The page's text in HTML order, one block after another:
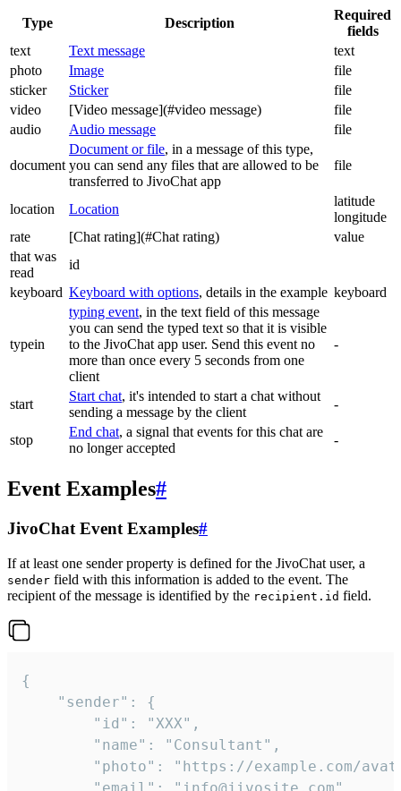
Type Description
Required
fields
text
Text message
text
photo
Image
file
sticker
Sticker
file
video
[Video message](#video message)
file
audio
Audio message file
document
Document or file, in a message of this type,
you can send any files that are allowed to be
transferred to JivoChat app
file
location Location
latitude
longitude
rate
[Chat rating](#Chat rating)
value
that was
read
id
keyboard Keyboard with options, details in the example keyboard
typein
typing event, in the text field of this message
you can send the typed text so that it is visible
to the JivoChat app user. Send this event no
more than once every 5 seconds from one
client
-
start
Start chat, it's intended to start a chat without
sending a message by the client
-
stop
End chat, a signal that events for this chat are
no longer accepted
-
Event Examples#
JivoChat Event Examples#
If at least one sender property is defined for the JivoChat user, a
sender field with this information is added to the event. The
recipient of the message is identified by the recipient.id field.
{